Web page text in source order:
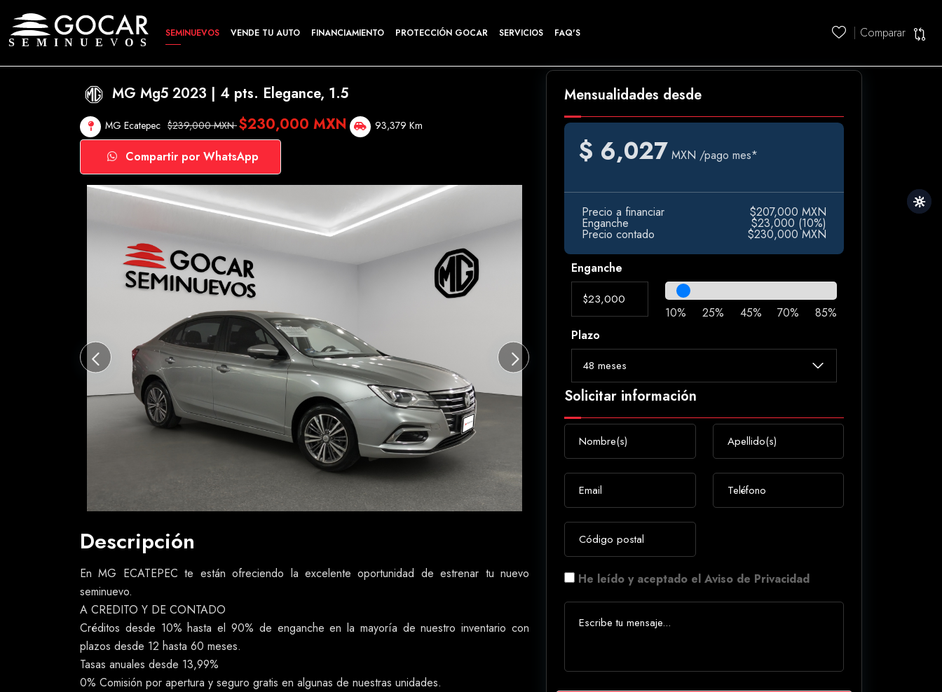
SEMINUEVOS VENDE TU AUTO FINANCIAMIENTO PROTECCIÓN GOCAR SERVICIOS FAQ'S Comparar
MG Mg5 2023 | 4 pts. Elegance, 1.5
MG Ecatepec $239,000 MXN$230,000 MXN 93,379 Km
Compartir por WhatsApp
Descripción
En MG ECATEPEC te están ofreciendo la excelente oportunidad de estrenar tu nuevo
seminuevo.
A CREDITO Y DE CONTADO
Créditos desde 10% hasta el 90% de enganche en la mayoría de nuestro inventario con
plazos desde 12 hasta 60 meses.
Tasas anuales desde 13,99%
0% Comisión por apertura y seguro gratis en algunas de nuestras unidades.
Mensualidades desde
$ 6,027 MXN /pago mes*
Precio contado $230,000 MXN
Enganche $23,000 (10%)
Precio a financiar $207,000 MXN
Enganche
10% 25% 45% 70%
85%
Plazo
Solicitar información
He leído y aceptado el Aviso de Privacidad